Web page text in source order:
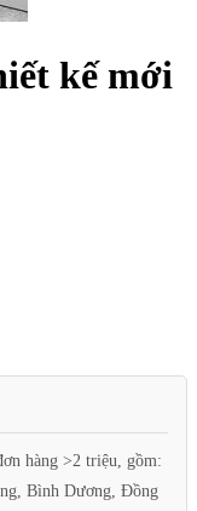
kế mới
hàng >2 triệu, gồm:
Bình Dương, Đồng